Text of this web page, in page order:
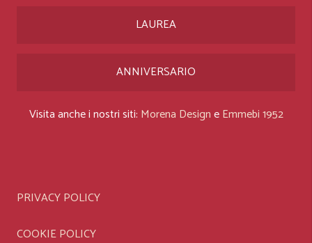
LAUREA
ANNIVERSARIO
Visita anche i nostri siti: Morena DesigneEmmebi 1952
PRIVACY POLICY
COOKIE POLICY